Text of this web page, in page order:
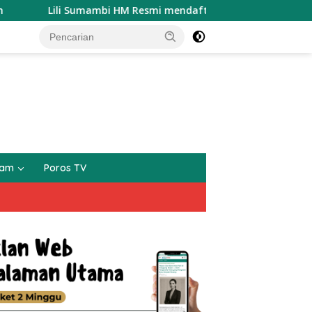
Resmi mendaftarkan diri sebagai Calon Kades
Poros TV